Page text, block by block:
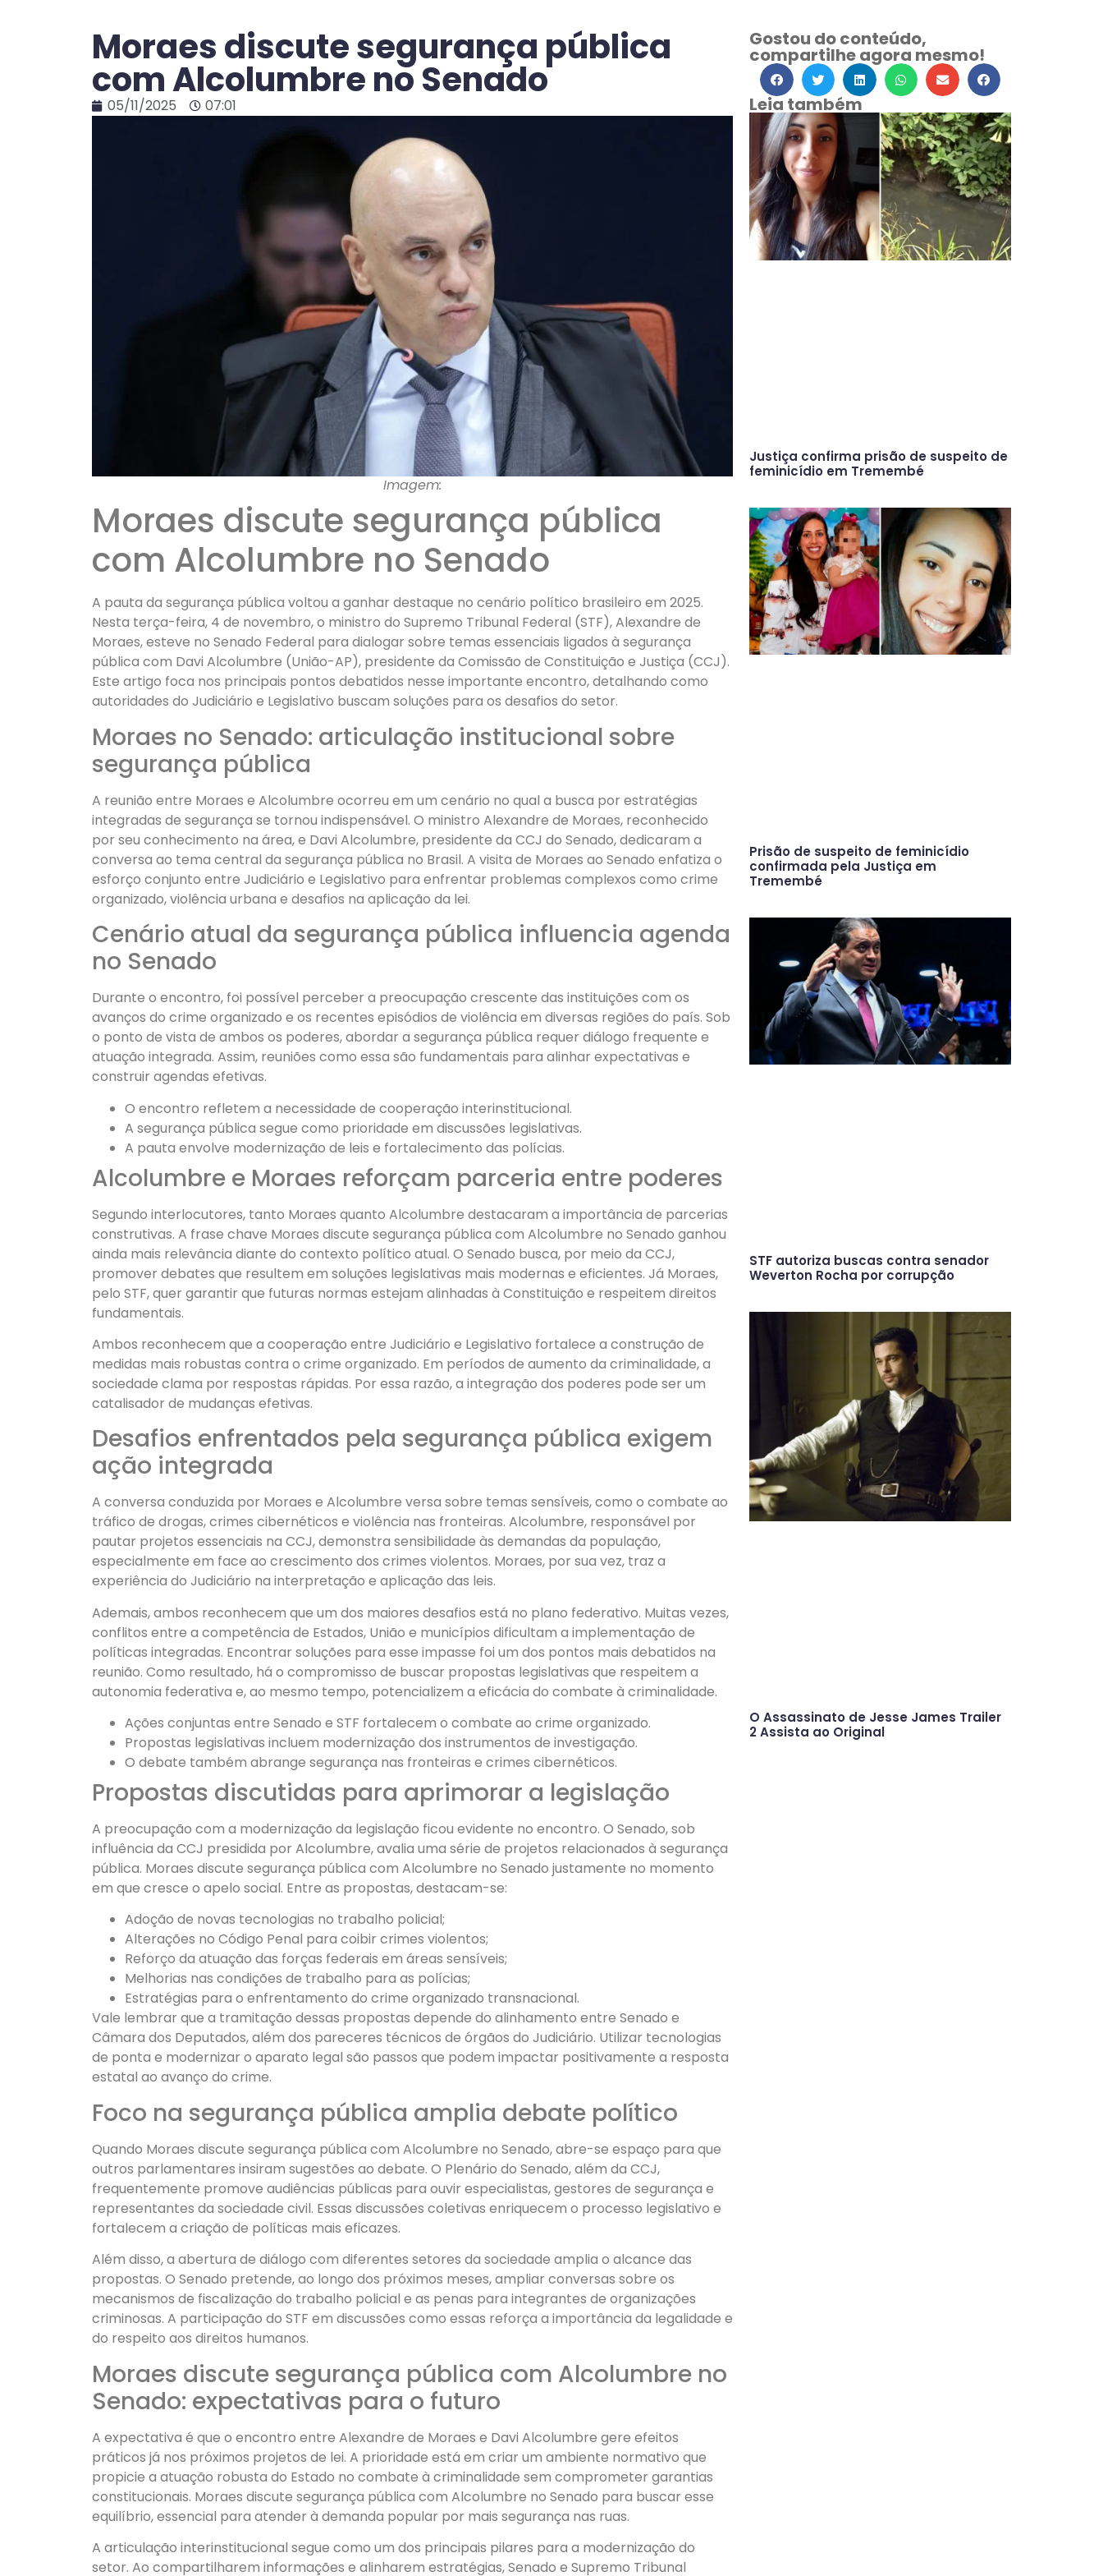
Moraes discute segurança pública
com Alcolumbre no Senado
05/11/2025 07:01
Imagem:
Moraes discute segurança pública
com Alcolumbre no Senado
A pauta da segurança pública voltou a ganhar destaque no cenário político brasileiro em 2025.
Nesta terça-feira, 4 de novembro, o ministro do Supremo Tribunal Federal (STF), Alexandre de
Moraes, esteve no Senado Federal para dialogar sobre temas essenciais ligados à segurança
pública com Davi Alcolumbre (União-AP), presidente da Comissão de Constituição e Justiça (CCJ).
Este artigo foca nos principais pontos debatidos nesse importante encontro, detalhando como
autoridades do Judiciário e Legislativo buscam soluções para os desafios do setor.
Moraes no Senado: articulação institucional sobre
segurança pública
A reunião entre Moraes e Alcolumbre ocorreu em um cenário no qual a busca por estratégias
integradas de segurança se tornou indispensável. O ministro Alexandre de Moraes, reconhecido
por seu conhecimento na área, e Davi Alcolumbre, presidente da CCJ do Senado, dedicaram a
conversa ao tema central da segurança pública no Brasil. A visita de Moraes ao Senado enfatiza o
esforço conjunto entre Judiciário e Legislativo para enfrentar problemas complexos como crime
organizado, violência urbana e desafios na aplicação da lei.
Cenário atual da segurança pública influencia agenda
no Senado
Durante o encontro, foi possível perceber a preocupação crescente das instituições com os
avanços do crime organizado e os recentes episódios de violência em diversas regiões do país. Sob
o ponto de vista de ambos os poderes, abordar a segurança pública requer diálogo frequente e
atuação integrada. Assim, reuniões como essa são fundamentais para alinhar expectativas e
construir agendas efetivas.
O encontro refletem a necessidade de cooperação interinstitucional.
A segurança pública segue como prioridade em discussões legislativas.
A pauta envolve modernização de leis e fortalecimento das polícias.
Alcolumbre e Moraes reforçam parceria entre poderes
Segundo interlocutores, tanto Moraes quanto Alcolumbre destacaram a importância de parcerias
construtivas. A frase chave Moraes discute segurança pública com Alcolumbre no Senado ganhou
ainda mais relevância diante do contexto político atual. O Senado busca, por meio da CCJ,
promover debates que resultem em soluções legislativas mais modernas e eficientes. Já Moraes,
pelo STF, quer garantir que futuras normas estejam alinhadas à Constituição e respeitem direitos
fundamentais.
Ambos reconhecem que a cooperação entre Judiciário e Legislativo fortalece a construção de
medidas mais robustas contra o crime organizado. Em períodos de aumento da criminalidade, a
sociedade clama por respostas rápidas. Por essa razão, a integração dos poderes pode ser um
catalisador de mudanças efetivas.
Desafios enfrentados pela segurança pública exigem
ação integrada
A conversa conduzida por Moraes e Alcolumbre versa sobre temas sensíveis, como o combate ao
tráfico de drogas, crimes cibernéticos e violência nas fronteiras. Alcolumbre, responsável por
pautar projetos essenciais na CCJ, demonstra sensibilidade às demandas da população,
especialmente em face ao crescimento dos crimes violentos. Moraes, por sua vez, traz a
experiência do Judiciário na interpretação e aplicação das leis.
Ademais, ambos reconhecem que um dos maiores desafios está no plano federativo. Muitas vezes,
conflitos entre a competência de Estados, União e municípios dificultam a implementação de
políticas integradas. Encontrar soluções para esse impasse foi um dos pontos mais debatidos na
reunião. Como resultado, há o compromisso de buscar propostas legislativas que respeitem a
autonomia federativa e, ao mesmo tempo, potencializem a eficácia do combate à criminalidade.
Ações conjuntas entre Senado e STF fortalecem o combate ao crime organizado.
Propostas legislativas incluem modernização dos instrumentos de investigação.
O debate também abrange segurança nas fronteiras e crimes cibernéticos.
Propostas discutidas para aprimorar a legislação
A preocupação com a modernização da legislação ficou evidente no encontro. O Senado, sob
influência da CCJ presidida por Alcolumbre, avalia uma série de projetos relacionados à segurança
pública. Moraes discute segurança pública com Alcolumbre no Senado justamente no momento
em que cresce o apelo social. Entre as propostas, destacam-se:
Adoção de novas tecnologias no trabalho policial;
Alterações no Código Penal para coibir crimes violentos;
Reforço da atuação das forças federais em áreas sensíveis;
Melhorias nas condições de trabalho para as polícias;
Estratégias para o enfrentamento do crime organizado transnacional.
Vale lembrar que a tramitação dessas propostas depende do alinhamento entre Senado e
Câmara dos Deputados, além dos pareceres técnicos de órgãos do Judiciário. Utilizar tecnologias
de ponta e modernizar o aparato legal são passos que podem impactar positivamente a resposta
estatal ao avanço do crime.
Foco na segurança pública amplia debate político
Quando Moraes discute segurança pública com Alcolumbre no Senado, abre-se espaço para que
outros parlamentares insiram sugestões ao debate. O Plenário do Senado, além da CCJ,
frequentemente promove audiências públicas para ouvir especialistas, gestores de segurança e
representantes da sociedade civil. Essas discussões coletivas enriquecem o processo legislativo e
fortalecem a criação de políticas mais eficazes.
Além disso, a abertura de diálogo com diferentes setores da sociedade amplia o alcance das
propostas. O Senado pretende, ao longo dos próximos meses, ampliar conversas sobre os
mecanismos de fiscalização do trabalho policial e as penas para integrantes de organizações
criminosas. A participação do STF em discussões como essas reforça a importância da legalidade e
do respeito aos direitos humanos.
Moraes discute segurança pública com Alcolumbre no
Senado: expectativas para o futuro
A expectativa é que o encontro entre Alexandre de Moraes e Davi Alcolumbre gere efeitos
práticos já nos próximos projetos de lei. A prioridade está em criar um ambiente normativo que
propicie a atuação robusta do Estado no combate à criminalidade sem comprometer garantias
constitucionais. Moraes discute segurança pública com Alcolumbre no Senado para buscar esse
equilíbrio, essencial para atender à demanda popular por mais segurança nas ruas.
A articulação interinstitucional segue como um dos principais pilares para a modernização do
setor. Ao compartilharem informações e alinharem estratégias, Senado e Supremo Tribunal
Gostou do conteúdo,
compartilhe agora mesmo!
Leia também
Justiça confirma prisão de suspeito de
feminicídio em Tremembé
Prisão de suspeito de feminicídio
confirmada pela Justiça em
Tremembé
STF autoriza buscas contra senador
Weverton Rocha por corrupção
O Assassinato de Jesse James Trailer
2 Assista ao Original